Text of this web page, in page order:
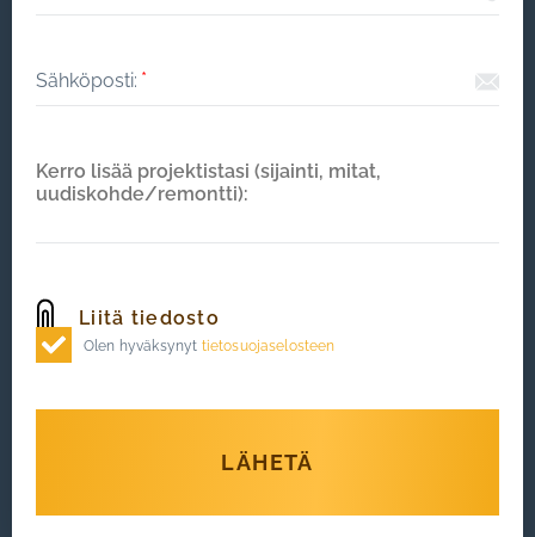
Olen hyväksynyt tietosuojaselosteen
LÄHETÄ